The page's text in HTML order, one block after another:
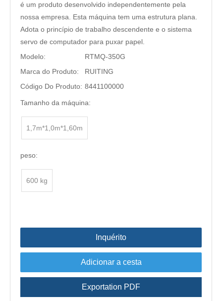
é um produto desenvolvido independentemente pela
nossa empresa. Esta máquina tem uma estrutura plana.
Adota o princípio de trabalho descendente e o sistema
servo de computador para puxar papel.
Modelo:
RTMQ-350G
Marca do Produto:
RUITING
Código Do Produto: 8441100000
Tamanho da máquina:
1,7m*1,0m*1,60m
peso:
600 kg
Inquérito
Adicionar a cesta
Exportation PDF